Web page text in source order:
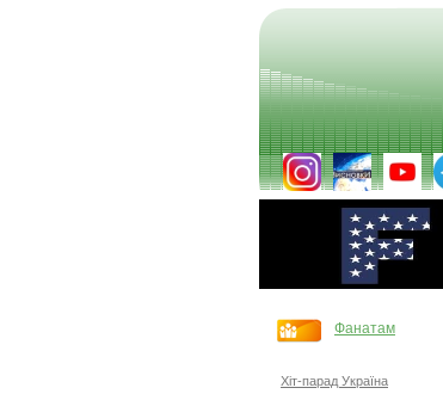
Фанатам
Хіт-парад Україна